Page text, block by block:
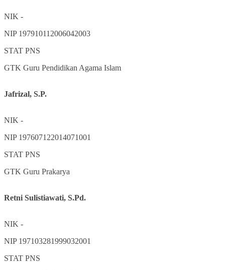
NIK -
NIP 197910112006042003
STAT PNS
GTK Guru Pendidikan Agama Islam
Jafrizal, S.P.
NIK -
NIP 197607122014071001
STAT PNS
GTK Guru Prakarya
Retni Sulistiawati, S.Pd.
NIK -
NIP 197103281999032001
STAT PNS